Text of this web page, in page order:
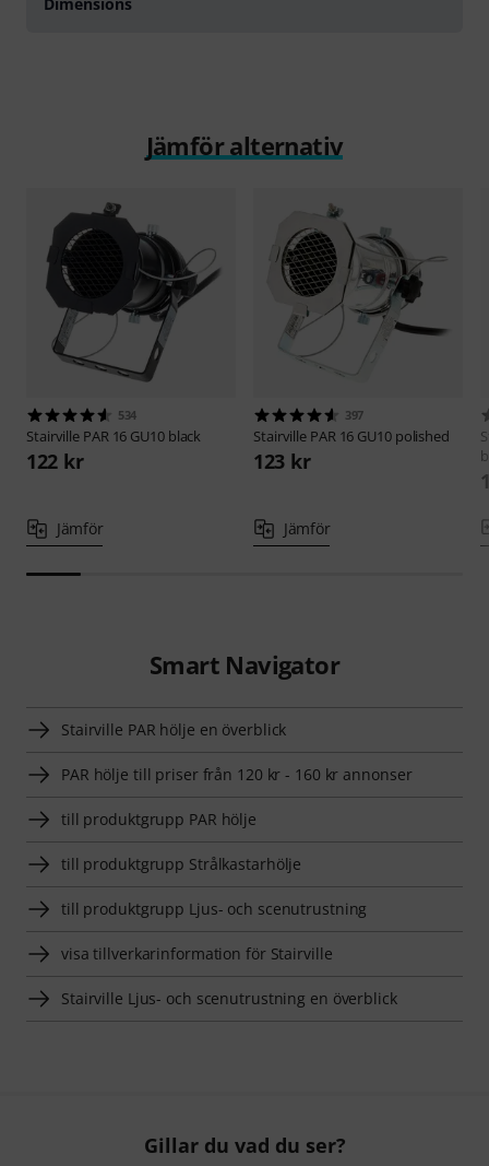
Jämför alternativ
534
Stairville PAR 16 GU10 black
122 kr
Jämför
397
Stairville PAR 16 GU10 polished
123 kr
Jämför
Smart Navigator
Stairville PAR hölje en överblick
PAR hölje till priser från 120 kr - 160 kr annonser
till produktgrupp PAR hölje
till produktgrupp Strålkastarhölje
till produktgrupp Ljus- och scenutrustning
visa tillverkarinformation för Stairville
Stairville Ljus- och scenutrustning en överblick
Gillar du vad du ser?